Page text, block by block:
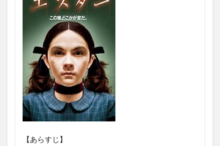
【あらすじ】